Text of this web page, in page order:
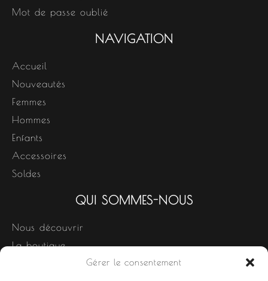
Gérer le consentement
Mot de passe oublié
NAVIGATION
Accueil
Nouveautés
Femmes
Hommes
Enfants
Accessoires
Soldes
QUI SOMMES-NOUS
Nous découvrir
La boutique